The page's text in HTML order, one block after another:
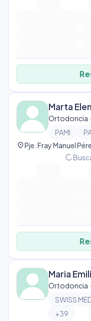
Marta
Ortodoncia
PAMI
location_on
progress_activity
Maria
Ortodoncia
SWISS
+39